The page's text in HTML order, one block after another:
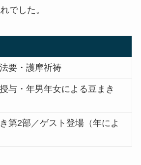
でした。
要・護摩祈祷
与・年男年女による豆まき
第2部／ゲスト登場（年によ